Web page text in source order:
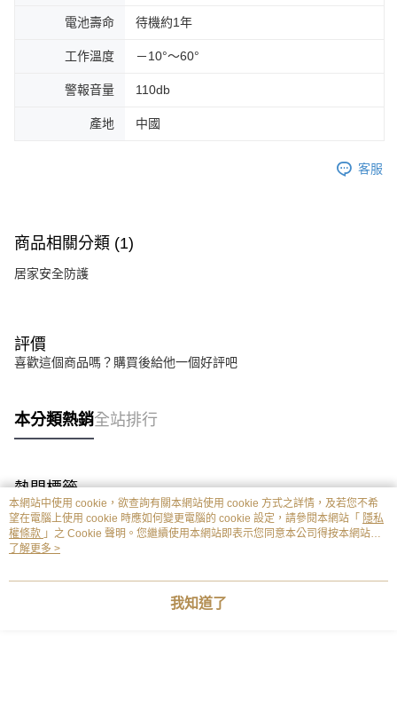
電池壽命 待機約1年
工作溫度 －10°～60°
警報音量 110db
產地 中國
客服
商品相關分類 (1)
居家安全防護
評價
喜歡這個商品嗎？購買後給他一個好評吧
本分類熱銷全站排行
熱門標籤
本網站中使用 cookie，欲查詢有關本網站使用 cookie 方式之詳情，及若您不希
望在電腦上使用 cookie 時應如何變更電腦的 cookie 設定，請參閱本網站「 隱私
權條款 」之 Cookie 聲明。您繼續使用本網站即表示您同意本公司得按本網站使
用條款之 Cookie 聲明使用 cookie。
了解更多 >
我知道了